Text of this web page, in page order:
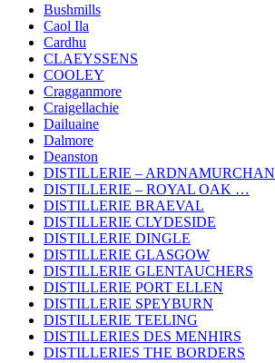
Bushmills
Caol Ila
Cardhu
CLAEYSSENS
COOLEY
Cragganmore
Craigellachie
Dailuaine
Dalmore
Deanston
DISTILLERIE – ARDNAMURCHAN
DISTILLERIE – ROYAL OAK …
DISTILLERIE BRAEVAL
DISTILLERIE CLYDESIDE
DISTILLERIE DINGLE
DISTILLERIE GLASGOW
DISTILLERIE GLENTAUCHERS
DISTILLERIE PORT ELLEN
DISTILLERIE SPEYBURN
DISTILLERIE TEELING
DISTILLERIES DES MENHIRS
DISTILLERIES THE BORDERS